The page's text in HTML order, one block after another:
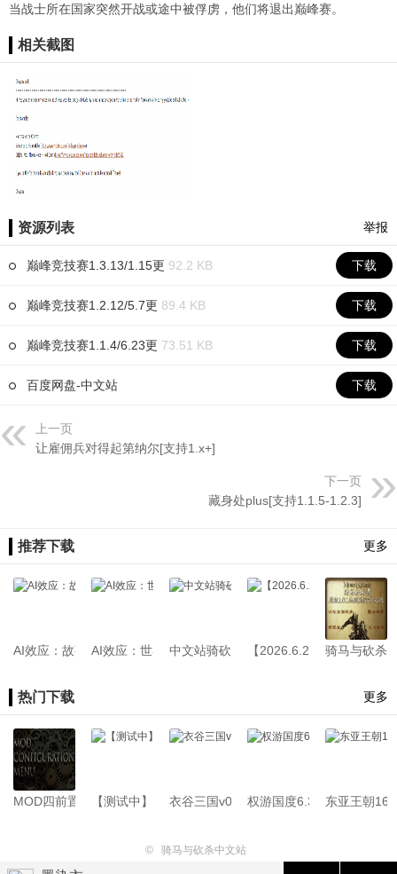
当战士所在国家突然开战或途中被俘虏，他们将退出巅峰赛。
相关截图
资源列表 举报
巅峰竞技赛1.3.13/1.15更 92.2 KB 下载
巅峰竞技赛1.2.12/5.7更 89.4 KB 下载
巅峰竞技赛1.1.4/6.23更 73.51 KB 下载
百度网盘-中文站 下载
上一页
让雇佣兵对得起第纳尔[支持1.x+]
下一页
藏身处plus[支持1.1.5-1.2.3]
推荐下载 更多
AI效应：故事大师 (AI Influence Story Master)【终极编辑器】
AI效应：世界观扩展 (AI Influence Worldview
中文站骑砍2模组一键汉化工具v1.4 | 支
【2026.6.24更新】大冒险
骑马与砍杀
热门下载 更多
MOD四前置[支持1.4.x-1.1.x]26.07.22
【测试中】新版骑砍中文站Mod管理器
衣谷三国v0.1.3.61[支持1.2.12][Demo版
权游国度6.3.3[支持1.2.12-
东亚王朝
© 骑马与砍杀中文站